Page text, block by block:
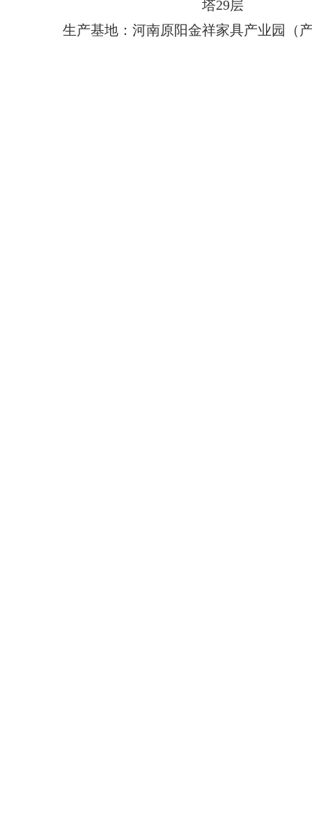
塔29层
生产基地：河南原阳金祥家具产业园（